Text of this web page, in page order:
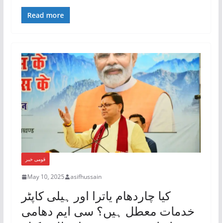
Read more
قومی خبر
May 10, 2025 asifhussain
کیا چاردھام یاترا اور ہیلی کاپٹر
خدمات معطل ہیں؟ سی ایم دھامی